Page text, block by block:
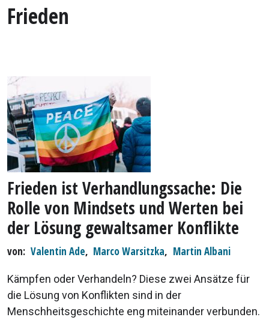
Frieden
Frieden ist Verhandlungssache: Die
Rolle von Mindsets und Werten bei
der Lösung gewaltsamer Konflikte
von Valentin Ade, Marco Warsitzka, Martin Albani
Kämpfen oder Verhandeln? Diese zwei Ansätze für
die Lösung von Konflikten sind in der
Menschheitsgeschichte eng miteinander verbunden.